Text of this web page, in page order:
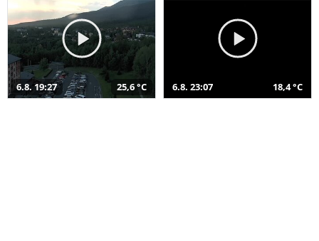
6.8. 19:27 25,6 °C 6.8. 23:07 18,4 °C